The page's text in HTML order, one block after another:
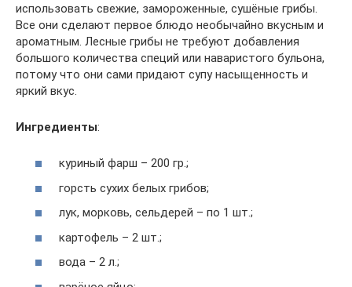
использовать свежие, замороженные, сушёные грибы.
Все они сделают первое блюдо необычайно вкусным и
ароматным. Лесные грибы не требуют добавления
большого количества специй или наваристого бульона,
потому что они сами придают супу насыщенность и
яркий вкус.
Ингредиенты:
куриный фарш – 200 гр.;
горсть сухих белых грибов;
лук, морковь, сельдерей – по 1 шт.;
картофель – 2 шт.;
вода – 2 л.;